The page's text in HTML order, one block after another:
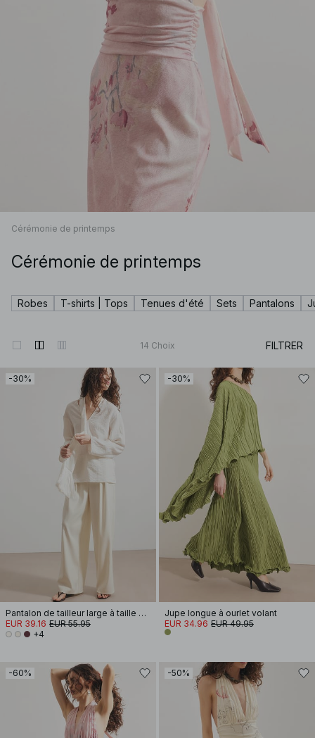
Cérémonie de printemps
Cérémonie de printemps
Robes T-shirts | Tops Tenues d'été Sets Pantalons
14 Choix FILTRER
-30%
Pantalon de tailleur large à taille haute
EUR 39.16 EUR 55.95
+4
-30%
Jupe longue à ourlet volant
EUR 34.96 EUR 49.95
-60% -50%